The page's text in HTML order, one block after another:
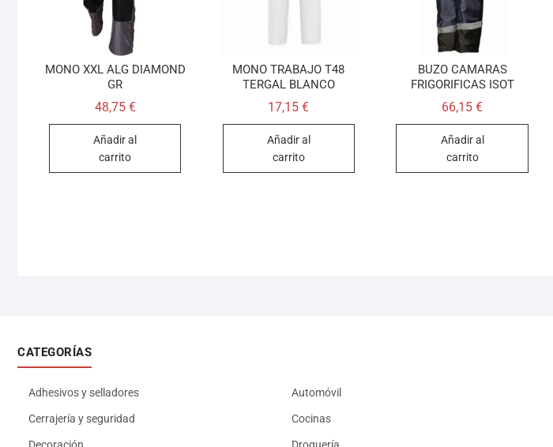
MONO XXL ALG DIAMOND
GR
48,75 €
Añadir al
carrito
MONO TRABAJO T48
TERGAL BLANCO
17,15€
Añadir al
carrito
BUZO CAMARAS
FRIGORIFICAS ISOT
66,15€
Añadir al
carrito
CATEGORÍAS
Adhesivos y selladores Automóvil
Cerrajería y seguridad Cocinas
Decoración Droguería